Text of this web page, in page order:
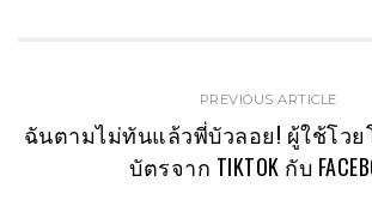
PREVIOUS ARTICLE
ฉันตามไม่ทันแล้วพี่บัวลอย! ผู้ใช้โวย
บัตรจาก TIKTOK กับ